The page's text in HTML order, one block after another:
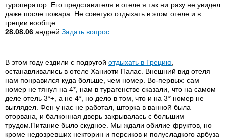
туроператор. Его представителя в отеле я так ни разу не увидел
даже после пожара. Не советую отдыхать в этом отеле и в
греции вообще.
28.08.06 андрей Задать вопрос
В этом году ездили с подругой отдыхать в Грецию
останавливались в отеле Ханиоти Палас. Внешний вид отеля
нам понравился куда больше, чем номер. Во-первых: сам
номер не тянул на 4*, нам в турагенстве сказали, что на самом
деле отель 3*+, а не 4*, но дело в том, что и на 3* номер не
выглядел. Фен у нас не работал, шторка в ванной была
оторвана, и балконная дверь закрывалась с большим
трудом.Питание было скудное. Мы ждали обилие фруктов, но
кроме недозревших некторин и персиков и полусладкого арбуза